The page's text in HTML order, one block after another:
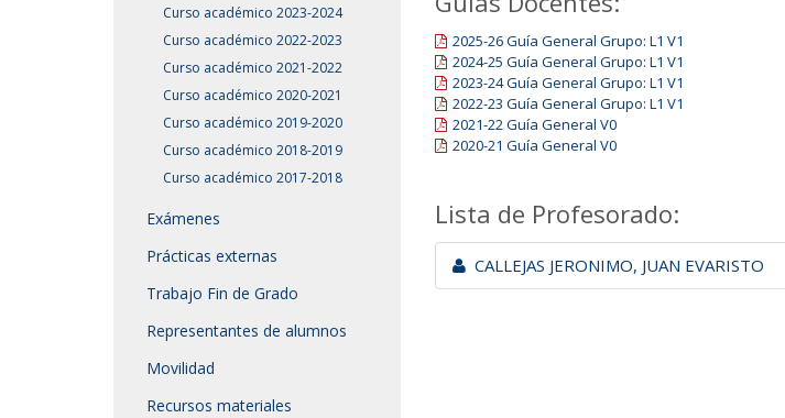
Curso académico 2023-2024
Curso académico 2022-2023
Curso académico 2021-2022
Curso académico 2020-2021
Curso académico 2019-2020
Curso académico 2018-2019
Curso académico 2017-2018
Exámenes
Prácticas externas
Trabajo Fin de Grado
Representantes de alumnos
Movilidad
Recursos materiales
2025-26 Guía General Grupo: L1 V1
2024-25 Guía General Grupo: L1 V1
2023-24 Guía General Grupo: L1 V1
2022-23 Guía General Grupo: L1 V1
2021-22 Guía General V0
2020-21 Guía General V0
Lista de Profesorado:
CALLEJAS JERONIMO, JUAN EVARISTO